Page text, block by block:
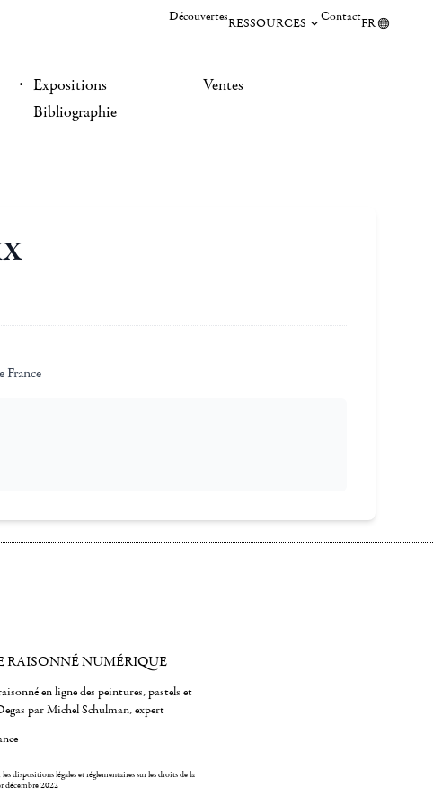
DécouvertesRESSOURCES ContactFR
Expositions
Bibliographie
Ventes
France
RAISONNÉ NUMÉRIQUE
en ligne des peintures, pastels et
par Michel Schulman, expert
dispositions légales et réglementaires sur les droits de la
décembre 2022